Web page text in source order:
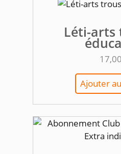
Léti-arts
17,00
Ajouter